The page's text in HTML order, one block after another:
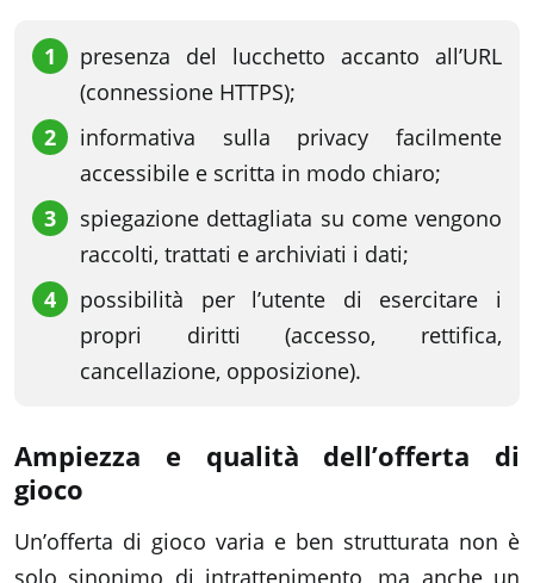
presenza del lucchetto accanto all’URL
(connessione HTTPS);
informativa sulla privacy facilmente
accessibile e scritta in modo chiaro;
spiegazione dettagliata su come vengono
raccolti, trattati e archiviati i dati;
possibilità per l’utente di esercitare i
propri diritti (accesso, rettifica,
cancellazione, opposizione).
Ampiezza e qualità dell’offerta di
gioco
Un’offerta di gioco varia e ben strutturata non è
solo sinonimo di intrattenimento, ma anche un